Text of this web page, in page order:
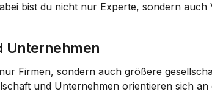
bist du nicht nur Experte, sondern auch
Unternehmen
Firmen, sondern auch größere
und Unternehmen orientieren sich an